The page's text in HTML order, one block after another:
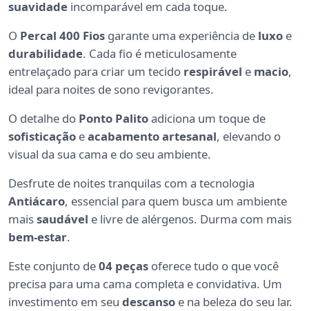
suavidade incomparável em cada toque.
O Percal 400 Fios garante uma experiência de luxo e
durabilidade. Cada fio é meticulosamente
entrelaçado para criar um tecido respirável e macio,
ideal para noites de sono revigorantes.
O detalhe do Ponto Palitoadiciona um toque de
sofisticação eacabamento artesanal, elevando o
visual da sua cama e do seu ambiente.
Desfrute de noites tranquilas com a tecnologia
Antiácaro, essencial para quem busca um ambiente
maissaudável e livre de alérgenos. Durma com mais
bem-estar.
Este conjunto de04 peças oferece tudo o que você
precisa para uma cama completa e convidativa. Um
investimento em seu descanso e na beleza do seu lar.